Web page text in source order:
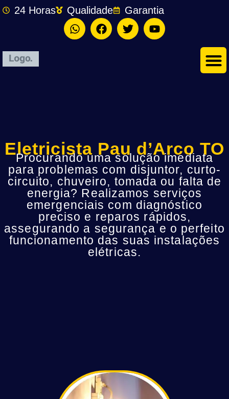
24 Horas Qualidade Garantia
Eletricista Pau d’Arco TO
Procurando uma solução imediata
para problemas com disjuntor, curto-
circuito, chuveiro, tomada ou falta de
energia? Realizamos serviços
emergenciais com diagnóstico
preciso e reparos rápidos,
assegurando a segurança e o perfeito
funcionamento das suas instalações
elétricas.